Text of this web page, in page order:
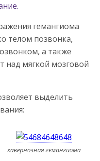
гемангиома
телом позвонка,
а также
над мягкой мозговой
выделить
кавернозная гемангиома